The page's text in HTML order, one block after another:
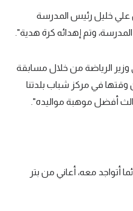
علي خليل رئيس المدرسة
وتم إهدائه كرة هدية".
الرياضة من خلال مسابقة
وقتها في مركز شباب بلدتنا
أفضل موهبة مواليده".
أتواجد معه، أعاني من بتر